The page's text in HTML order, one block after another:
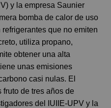
y la empresa Saunier
bomba de calor de uso
que no emiten
utiliza propano,
obtener una alta
unas emisiones
casi nulas. El
de tres años de
del IUIIE-UPV y la